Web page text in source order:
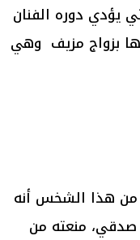
يؤدي دوره الفنان
بزواج مزيف وهي
من هذا الشخس أنه
صدقي، منعته من